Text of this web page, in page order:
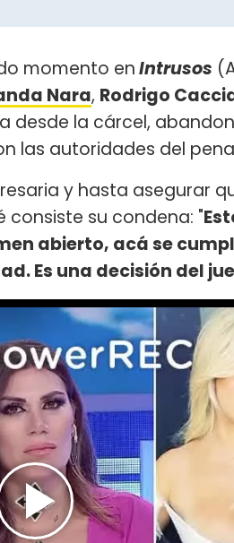
momento enIntrusos
Nara, Rodrigo
la cárcel,
las autoridades del
y hasta asegurar
consiste su condena: "
abierto, acá se
Es una decisión del